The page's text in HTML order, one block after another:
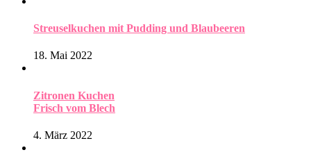
Streuselkuchen mit Pudding und Blaubeeren
18. Mai 2022
Zitronen Kuchen
Frisch vom Blech
4. März 2022